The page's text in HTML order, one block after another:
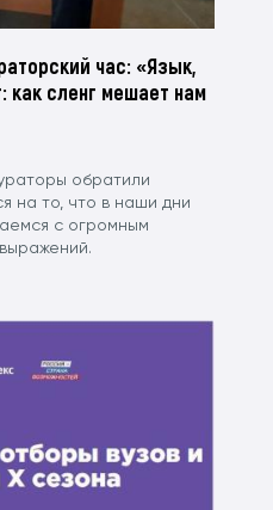
час: «Язык,
как сленг мешает нам
обратили
на то, что в наши дни
с огромным